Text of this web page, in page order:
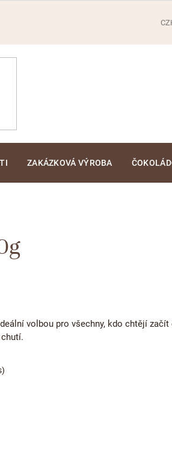
ZAKÁZKOVÁ VÝROBA
volbou pro všechny, kdo chtějí začít